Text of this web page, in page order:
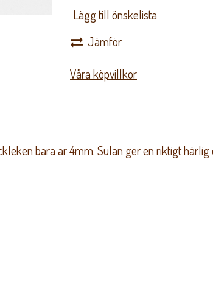
​ Lägg till önskelista
Jämför
Våra köpvillkor
bara är 4mm. Sulan ger en riktigt